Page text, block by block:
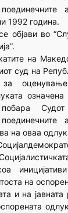
1992 година.
објави во
на
суд на
за
на оваа
на
и на